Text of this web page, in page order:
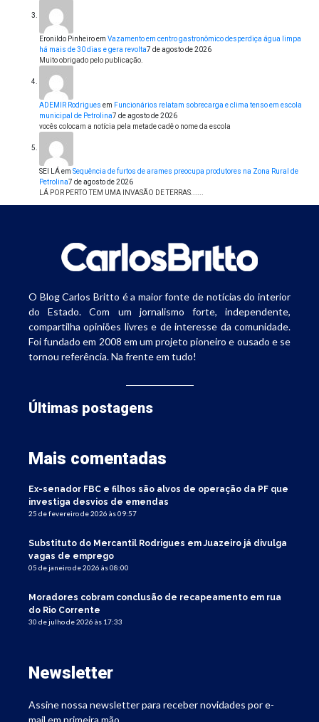
Eronildo Pinheiroem Vazamento em centro gastronômico desperdiça água limpa
há mais de 30 dias e gera revolta7 de agosto de 2026
Muito obrigado pelo publicação.
ADEMIR Rodrigues em Funcionários relatam sobrecarga e clima tenso em escola
municipal de Petrolina7 de agosto de 2026
vocês colocam a notícia pela metade cadê o nome da escola
SEI LÁem Sequência de furtos de arames preocupa produtores na Zona Rural de
Petrolina7 de agosto de 2026
LÁ POR PERTO TEM UMA INVASÃO DE TERRAS......
O Blog Carlos Britto é a maior fonte de notícias do interior
do Estado. Com um jornalismo forte, independente,
compartilha opiniões livres e de interesse da comunidade.
Foi fundado em 2008 em um projeto pioneiro e ousado e se
tornou referência. Na frente em tudo!
Últimas postagens
Mais comentadas
Ex-senador FBC e filhos são alvos de operação da PF que
investiga desvios de emendas
25 de fevereiro de 2026 às 09:57
Substituto do Mercantil Rodrigues em Juazeiro já divulga
vagas de emprego
05 de janeiro de 2026 às 08:00
Moradores cobram conclusão de recapeamento em rua
do Rio Corrente
30 de julho de 2026 às 17:33
Newsletter
Assine nossa newsletter para receber novidades por e-
mail em primeira mão.